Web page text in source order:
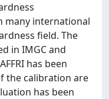
many international
field. The
in IMGC and
has been
the calibration are
has been